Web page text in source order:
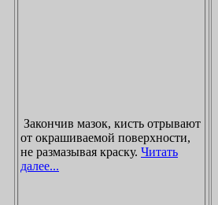
Закончив мазок, кисть отрывают
от окрашиваемой поверхности,
не размазывая краску. Читать
далее...